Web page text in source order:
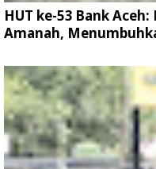
HUT ke-53 Bank
Amanah,